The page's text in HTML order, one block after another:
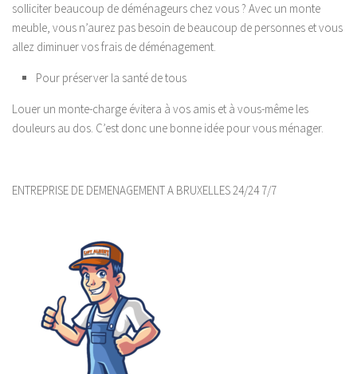
solliciter beaucoup de déménageurs chez vous ? Avec un monte
meuble, vous n’aurez pas besoin de beaucoup de personnes et vous
allez diminuer vos frais de déménagement.
Pour préserver la santé de tous
Louer un monte-charge évitera à vos amis et à vous-même les
douleurs au dos. C’est donc une bonne idée pour vous ménager.
ENTREPRISE DE DEMENAGEMENT A BRUXELLES 24/24 7/7